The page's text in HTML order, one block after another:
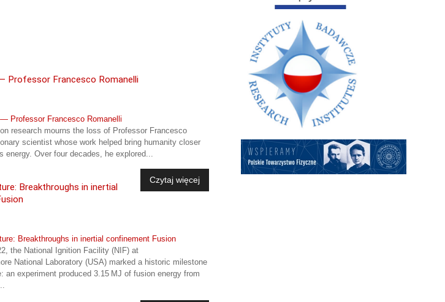
Professor Francesco Romanelli
research mourns the loss of Professor Francesco
scientist whose work helped bring humanity closer
energy. Over four decades, he explored...
Czytaj więcej
Breakthroughs in inertial
the National Ignition Facility (NIF) at
National Laboratory (USA) marked a historic milestone
an experiment produced 3.15 MJ of fusion energy from